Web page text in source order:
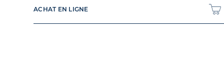
ACHAT EN LIGNE